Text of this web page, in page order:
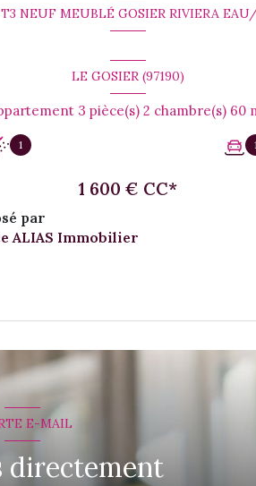
NEUF MEUBLÉ GOSIER RIVIERA
LE GOSIER (97190)
1 1
1 600 € CC*
par
ALIAS Immobilier
E-MAIL
directement